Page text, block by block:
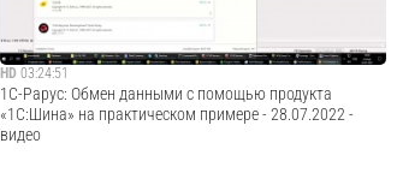
HD 03:24:51
1С-Рарус: Обмен данными с помощью продукта
«1С:Шина» на практическом примере - 28.07.2022 -
видео